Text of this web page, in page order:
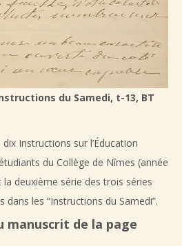
du Samedi, t-13, BT
Instructions sur l’Éducation
du Collège de Nîmes (année
la deuxième série des trois séries
dans les “Instructions du Samedi”.
de la page